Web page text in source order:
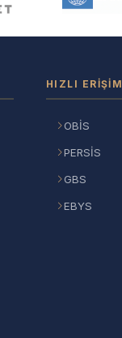
HIZLI ERIŞIM
OBİS
PERSİS
GBS
EBYS